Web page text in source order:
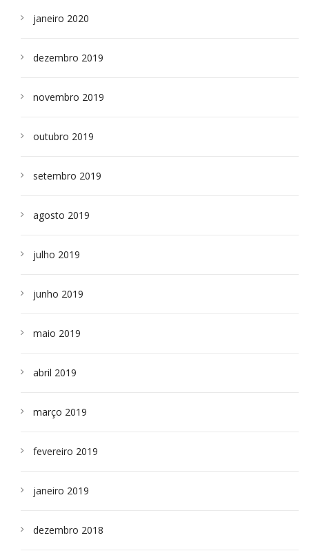
janeiro 2020
dezembro 2019
novembro 2019
outubro 2019
setembro 2019
agosto 2019
julho 2019
junho 2019
maio 2019
abril 2019
março 2019
fevereiro 2019
janeiro 2019
dezembro 2018